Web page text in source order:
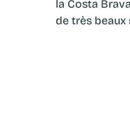
de très beaux